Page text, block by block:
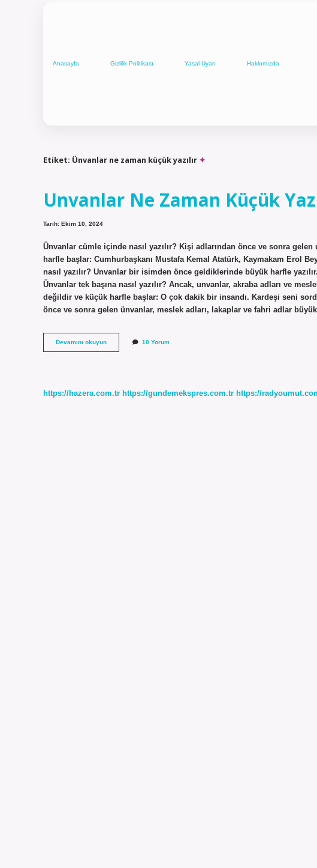
Anasayfa Gizlilik Politikası Yasal Uyarı Hakkımızda
Etiket: Ünvanlar ne zaman küçük yazılır
Unvanlar Ne Zaman Küçük
Tarih: Ekim 10, 2024
Ünvanlar cümle içinde nasıl yazılır? Kişi adlarından önce ve sonra
harfle başlar: Cumhurbaşkanı Mustafa Kemal Atatürk, Kaymakam Erol
nasıl yazılır? Unvanlar bir isimden önce geldiklerinde büyük harfle
Ünvanlar tek başına nasıl yazılır? Ancak, unvanlar, akraba adları ve
değildir ve küçük harfle başlar: O çok dakik bir insandı. Kardeşi seni
önce ve sonra gelen ünvanlar, meslek adları, lakaplar ve fahri adlar
Devamını okuyunUnvanlar
Ne
10 Yorum
https://hazera.com.tr https://gundemekspres.com.tr https://